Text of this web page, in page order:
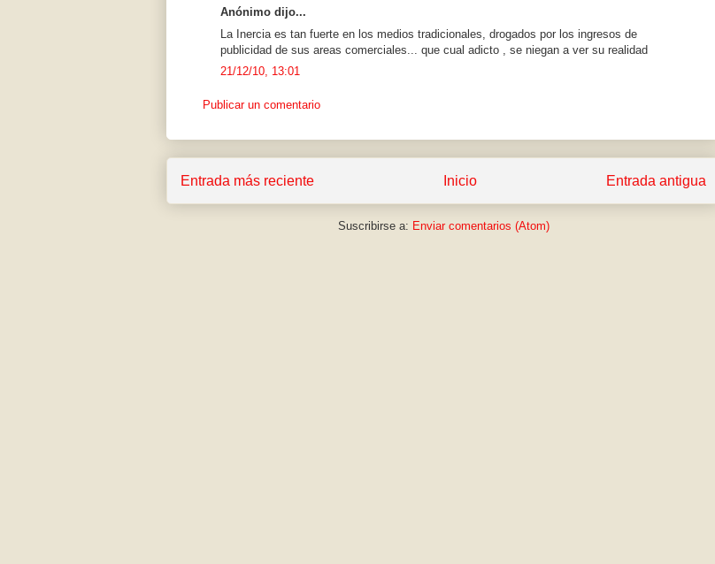
Anónimo dijo...
La Inercia es tan fuerte en los medios tradicionales, drogados por los ingresos de
publicidad de sus areas comerciales... que cual adicto , se niegan a ver su realidad
21/12/10, 13:01
Publicar un comentario
Entrada más reciente Entrada antigua
Inicio
Suscribirse a: Enviar comentarios (Atom)